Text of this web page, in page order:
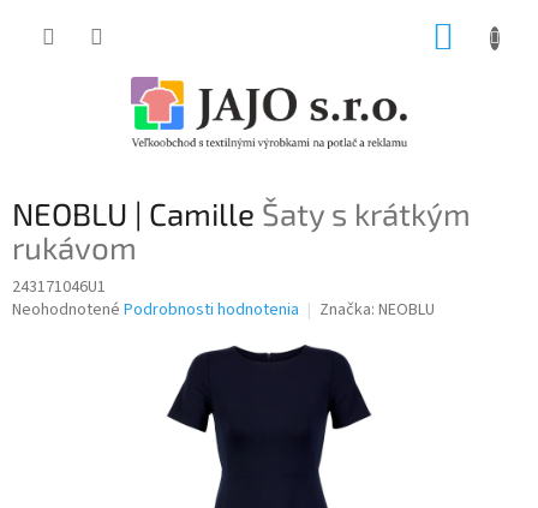
NEOBLU | Camille Šaty s krátkým
rukávom
243171046U1
Priemerné
Neohodnotené Podrobnosti hodnotenia Značka: NEOBLU